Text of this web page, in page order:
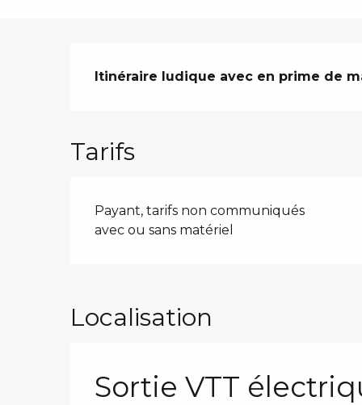
Description
Itinéraire ludique avec en prime de
Tarifs
Payant, tarifs non communiqués
avec ou sans matériel
Localisation
Sortie VTT